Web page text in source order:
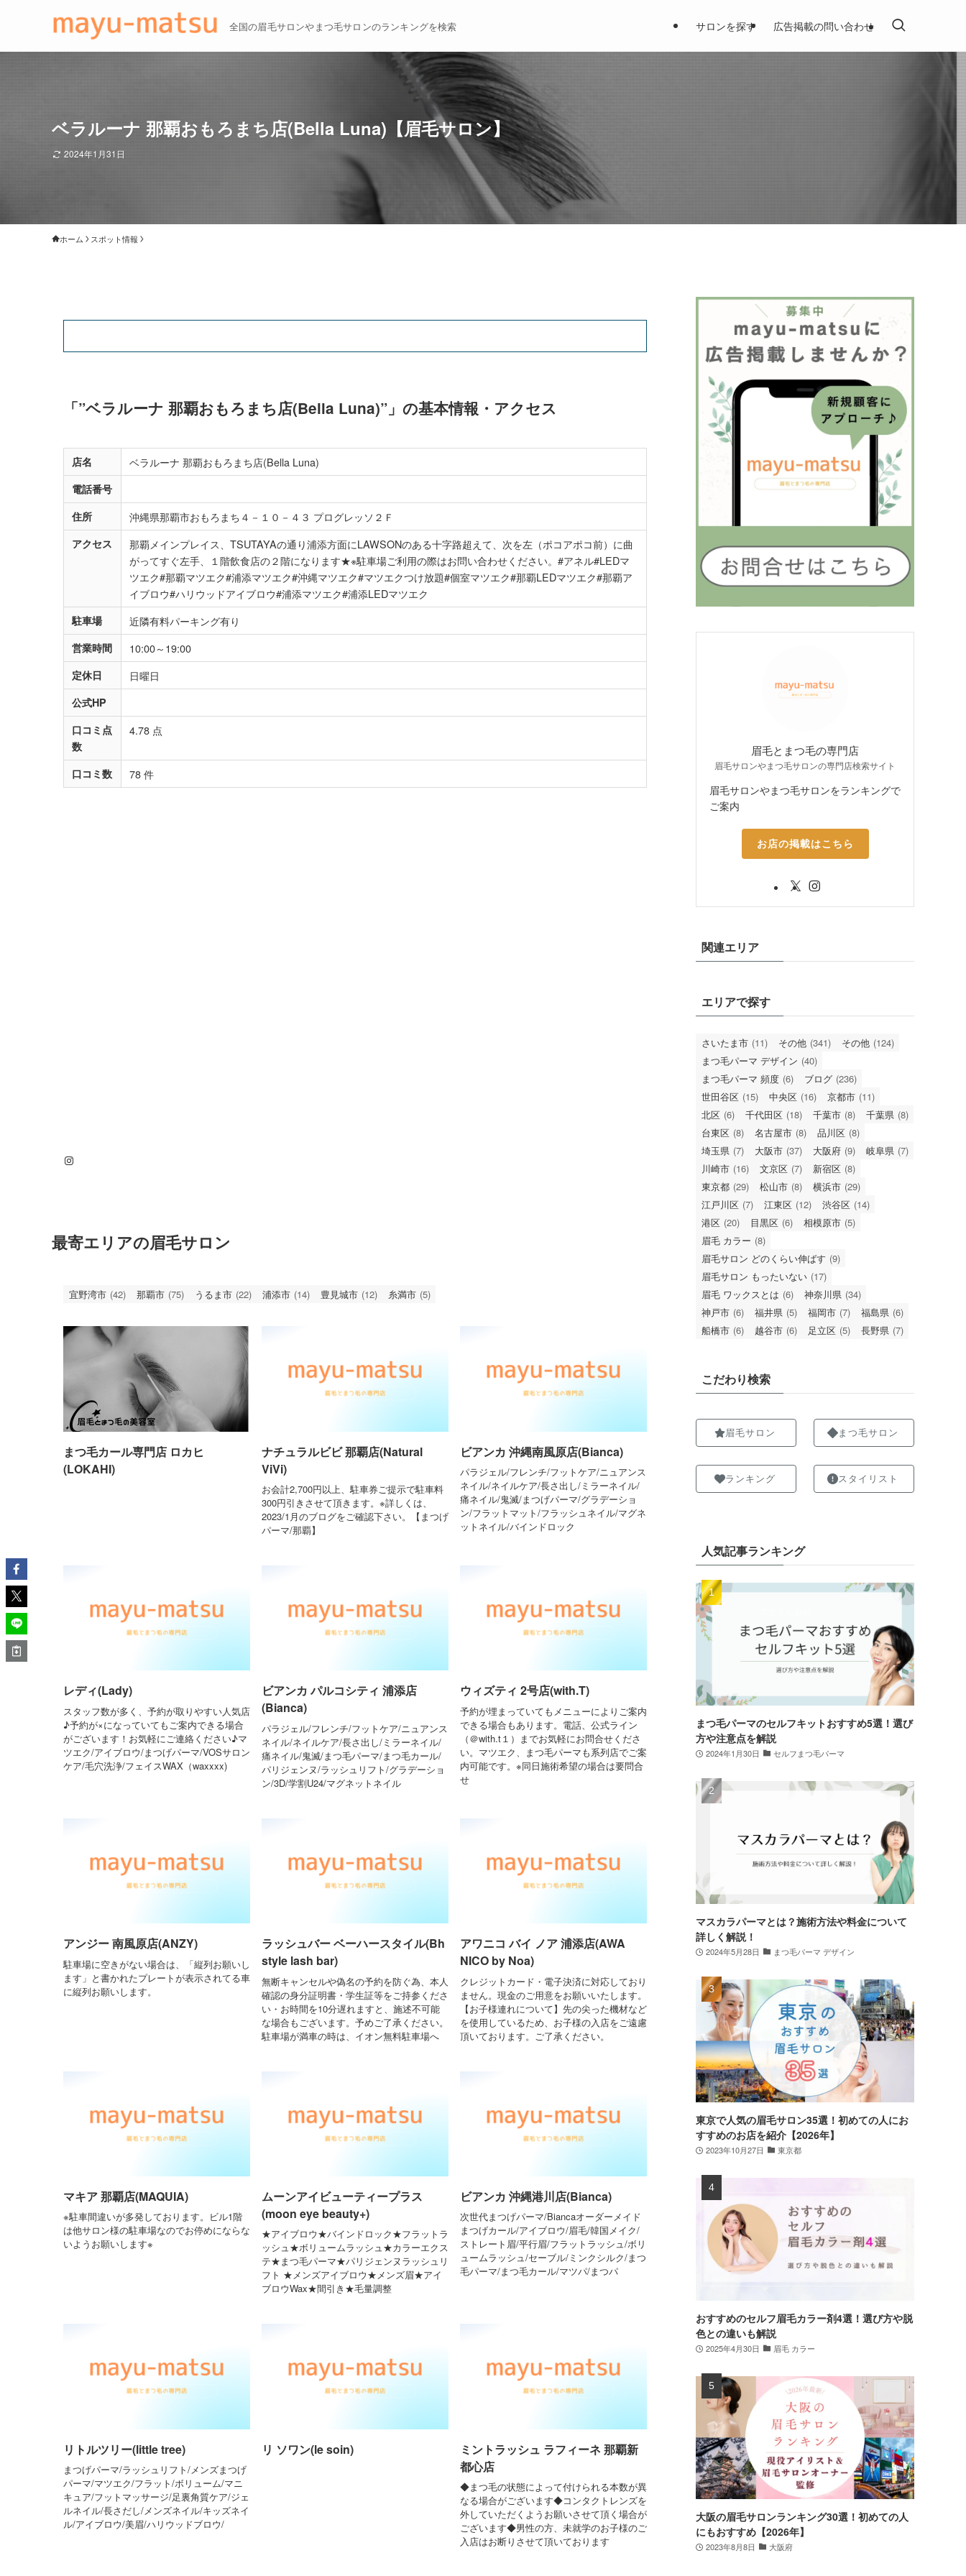
全国の眉毛サロンやまつ毛サロンのランキングを検索 サロンを探す 広告掲載の問い合わせ
ベラルーナ 那覇おもろまち店(Bella Luna)【眉毛サロン】
2024年1月31日
ホーム スポット情報
「”ベラルーナ 那覇おもろまち店(Bella Luna)”」の基本情報・アクセス
店名 ベラルーナ 那覇おもろまち店(Bella Luna)
電話番号
住所
沖縄県那覇市おもろまち４－１０－４３ プログレッソ２Ｆ
アクセス
那覇メインプレイス、TSUTAYAの通り浦添方面にLAWSONのある十字路超えて、次を左（ポコアポコ前）に曲
がってすぐ左手、１階飲食店の２階になります★※駐車場ご利用の際はお問い合わせください。#アネル#LEDマ
ツエク#那覇マツエク#浦添マツエク#沖縄マツエク#マツエクつけ放題#個室マツエク#那覇LEDマツエク#那覇ア
イブロウ#ハリウッドアイブロウ#浦添マツエク#浦添LEDマツエク
駐車場 近隣有料パーキング有り
営業時間 10:00～19:00
定休日 日曜日
公式HP
口コミ点
数
4.78 点
口コミ数 78 件
Instagram
最寄エリアの眉毛サロン
宜野湾市 (42) 那覇市 (75) うるま市 (22) 浦添市 (14) 豊見城市 (12) 糸満市 (5)
まつ毛カール専門店 ロカヒ
(LOKAHI)
ナチュラルビビ 那覇店(Natural
ViVi)
お会計2,700円以上、駐車券ご提示で駐車料
300円引きさせて頂きます。※詳しくは、
2023/1月のブログをご確認下さい。【まつげ
パーマ/那覇】
ビアンカ 沖縄南風原店(Bianca)
パラジェル/フレンチ/フットケア/ニュアンス
ネイル/ネイルケア/長さ出し/ミラーネイル/
痛ネイル/鬼滅/まつげパーマ/グラデーショ
ン/フラットマット/フラッシュネイル/マグネ
ットネイル/バインドロック
レディ(Lady)
スタッフ数が多く、予約が取りやすい人気店
♪予約が×になっていてもご案内できる場合
がございます！お気軽にご連絡ください♪マ
ツエク/アイブロウ/まつげパーマ/VOSサロン
ケア/毛穴洗浄/フェイスWAX（waxxxx)
ビアンカ パルコシティ 浦添店
(Bianca)
パラジェル/フレンチ/フットケア/ニュアンス
ネイル/ネイルケア/長さ出し/ミラーネイル/
痛ネイル/鬼滅/まつ毛パーマ/まつ毛カール/
パリジェンヌ/ラッシュリフト/グラデーショ
ン/3D/学割U24/マグネットネイル
ウィズティ 2号店(with.T)
予約が埋まっていてもメニューによりご案内
できる場合もあります。電話、公式ライン
（＠with.t１）までお気軽にお問合せくださ
い。マツエク、まつ毛パーマも系列店でご案
内可能です。※同日施術希望の場合は要問合
せ
アンジー 南風原店(ANZY)
駐車場に空きがない場合は、「縦列お願いし
ます」と書かれたプレートが表示されてる車
に縦列お願いします。
ラッシュバー ベーハースタイル(Bh
style lash bar)
無断キャンセルや偽名の予約を防ぐ為、本人
確認の身分証明書・学生証等をご持参くださ
い・お時間を10分遅れますと、施述不可能
な場合もございます。予めご了承ください。
駐車場が満車の時は、イオン無料駐車場へ
アワニコ バイ ノア 浦添店(AWA
NICO by Noa)
クレジットカード・電子決済に対応しており
ません。現金のご用意をお願いいたします。
【お子様連れについて】先の尖った機材など
を使用しているため、お子様の入店をご遠慮
頂いております。ご了承ください。
マキア 那覇店(MAQUIA)
※駐車間違いが多発しております。ビル1階
は他サロン様の駐車場なのでお停めにならな
いようお願いします※
ムーンアイビューティープラス
(moon eye beauty+)
★アイブロウ★バインドロック★フラットラ
ッシュ★ボリュームラッシュ★カラーエクス
テ★まつ毛パーマ★パリジェンヌラッシュリ
フト ★メンズアイブロウ★メンズ眉★アイ
ブロウWax★間引き★毛量調整
ビアンカ 沖縄港川店(Bianca)
次世代まつげパーマ/Biancaオーダーメイド
まつげカール/アイブロウ/眉毛/韓国メイク/
ストレート眉/平行眉/フラットラッシュ/ボリ
ュームラッシュ/セーブル/ミンクシルク/まつ
毛パーマ/まつ毛カール/マツパ/まつパ
リトルツリー(little tree)
まつげパーマ/ラッシュリフト/メンズまつげ
パーマ/マツエク/フラット/ボリューム/マニ
キュア/フットマッサージ/足裏角質ケア/ジェ
ルネイル/長さだし/メンズネイル/キッズネイ
ル/アイブロウ/美眉/ハリウッドブロウ/
リ ソワン(le soin)
ミントラッシュ ラフィーネ 那覇新
都心店
◆まつ毛の状態によって付けられる本数が異
なる場合がございます◆コンタクトレンズを
外していただくようお願いさせて頂く場合が
ございます◆男性の方、未就学のお子様のご
入店はお断りさせて頂いております
眉毛とまつ毛の専門店
眉毛サロンやまつ毛サロンの専門店検索サイト
眉毛サロンやまつ毛サロンをランキングで
ご案内
お店の掲載はこちら
関連エリア
エリアで探す
さいたま市 (11) その他 (341) その他 (124)
まつ毛パーマ デザイン (40)
まつ毛パーマ 頻度 (6) ブログ (236)
世田谷区 (15) 中央区 (16) 京都市 (11)
北区 (6) 千代田区 (18) 千葉市 (8) 千葉県 (8)
台東区 (8) 名古屋市 (8) 品川区 (8)
埼玉県 (7) 大阪市 (37) 大阪府 (9) 岐阜県 (7)
川崎市 (16) 文京区 (7) 新宿区 (8)
東京都 (29) 松山市 (8) 横浜市 (29)
江戸川区 (7) 江東区 (12) 渋谷区 (14)
港区 (20) 目黒区 (6) 相模原市 (5)
眉毛 カラー (8)
眉毛サロン どのくらい伸ばす (9)
眉毛サロン もったいない (17)
眉毛 ワックスとは (6) 神奈川県 (34)
神戸市 (6) 福井県 (5) 福岡市 (7) 福島県 (6)
船橋市 (6) 越谷市 (6) 足立区 (5) 長野県 (7)
こだわり検索
眉毛サロン
ランキング
まつ毛サロン
スタイリスト
人気記事ランキング
まつ毛パーマのセルフキットおすすめ5選！選び
方や注意点を解説
2024年1月30日 セルフまつ毛パーマ
マスカラパーマとは？施術方法や料金について
詳しく解説！
2024年5月28日 まつ毛パーマ デザイン
東京で人気の眉毛サロン35選！初めての人にお
すすめのお店を紹介【2026年】
2023年10月27日 東京都
おすすめのセルフ眉毛カラー剤4選！選び方や脱
色との違いも解説
2025年4月30日 眉毛 カラー
大阪の眉毛サロンランキング30選！初めての人
にもおすすめ【2026年】
2023年8月8日 大阪府